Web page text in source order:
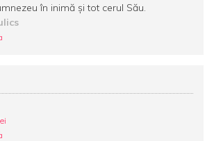
în inimă și tot cerul Său.